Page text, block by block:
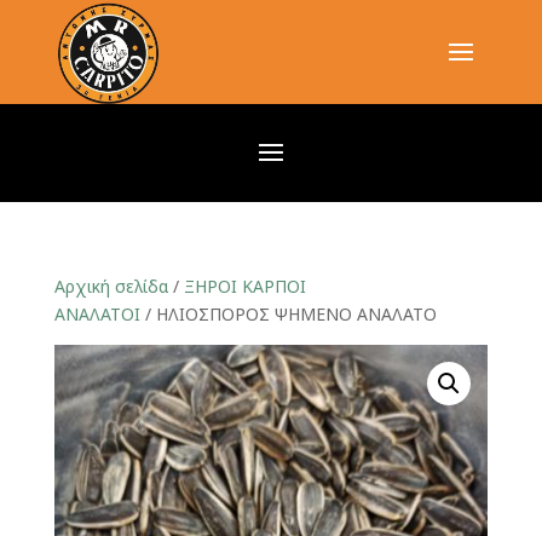
Αρχική σελίδα/ ΞΗΡΟΙ ΚΑΡΠΟΙ
ΑΝΑΛΑΤΟΙ/ ΗΛΙΟΣΠΟΡΟΣ ΨΗΜΕΝΟ ΑΝΑΛΑΤΟ